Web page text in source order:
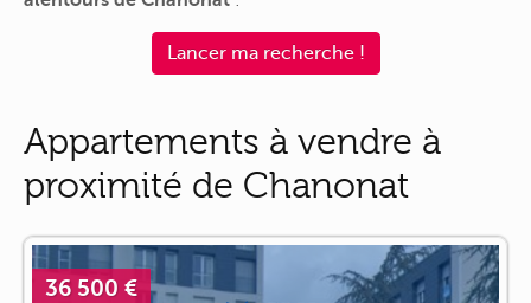
Lancer ma recherche !
Appartements à vendre à
proximité de Chanonat
36 500 €